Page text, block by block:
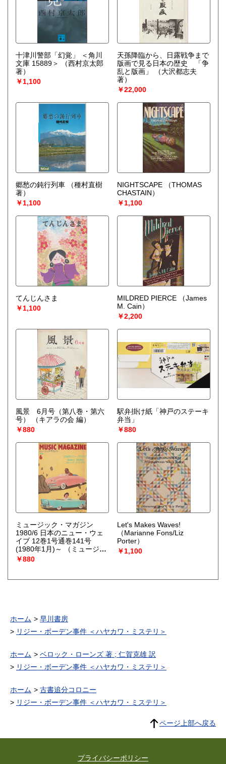
十津川警部「幻覚」 ＜角川
文庫 15889＞
（西村京太郎
著）
￥1,100
天孫降臨から、日露戦争まで
版画で見る日本の歴史 「争
乱と版画」
（大沢都志夫
著）
￥22,000
郷愁の鈍行列車
（種村直樹
著）
￥1,100
NIGHTSCAPE
（THOMAS
CHASTAIN）
￥1,100
てんじんさま
￥1,100
MILDRED PIERCE
（James
M. Cain）
￥2,200
風景 6月号（第八巻・第六
号）
（キアラの会 編）
￥880
駅弁掛け紙「神戸のステーキ
弁当」
￥880
ミュージック・マガジン
1980/6 日本のニュー・ウェ
イブ 12巻1号通巻141号
(1980年1月)～
（ミュージッ
ク・マガジン [編]）
￥880
Let's Makes Waves!
（Marianne Fons/Liz
Porter）
￥1,100
ホーム
早川書房
リジー・ボーデン事件 ＜ハヤカワ・ミステリ＞
ホーム
ベロック・ローンズ 著 ; 仁賀克雄 訳
リジー・ボーデン事件 ＜ハヤカワ・ミステリ＞
ホーム
古書追分コロニー
リジー・ボーデン事件 ＜ハヤカワ・ミステリ＞
ページ上部へ戻る
プライバシーポリシー